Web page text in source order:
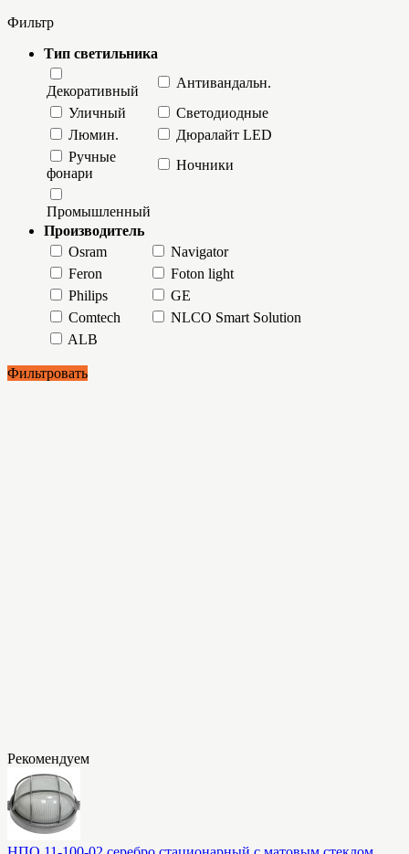
Фильтр
Тип светильника
Декоративный
Антивандальн.
Уличный
Светодиодные
Люмин.
Дюралайт LED
Ручные
фонари
Ночники
Промышленный
Производитель
Osram
Navigator
Feron
Foton light
Philips
GE
Comtech
NLCO Smart Solution
ALB
Фильтровать
Рекомендуем